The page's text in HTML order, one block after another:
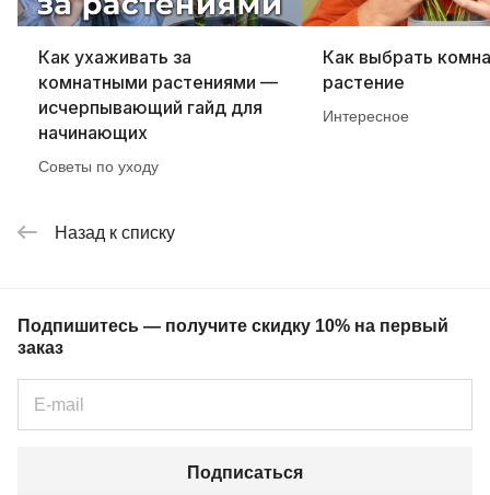
Как ухаживать за
комнатными растениями —
исчерпывающий гайд для
начинающих
Советы по уходу
Как выбрать
растение
Интересное
Назад к списку
Подпишитесь — получите скидку 10% на первый
заказ
Подписаться